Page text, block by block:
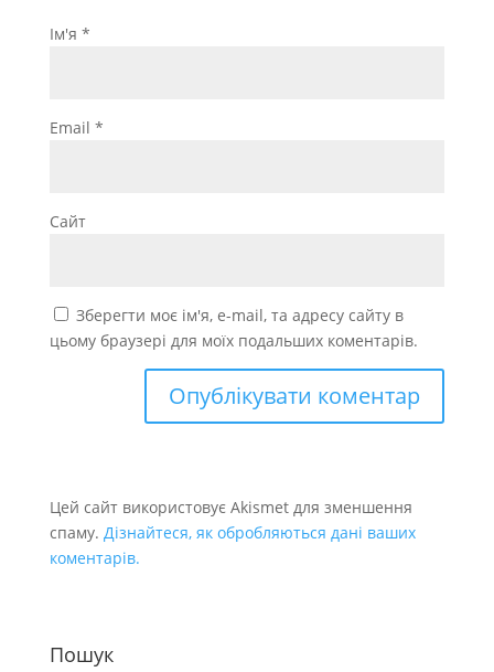
Ім'я *
Email *
Сайт
Зберегти моє ім'я, e-mail, та адресу сайту в
цьому браузері для моїх подальших коментарів.
Цей сайт використовує Akismet для зменшення
спаму. Дізнайтеся, як обробляються дані ваших
коментарів.
Пошук